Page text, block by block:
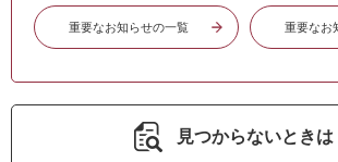
重要なお知らせの一覧 重要なお
見つからないときは